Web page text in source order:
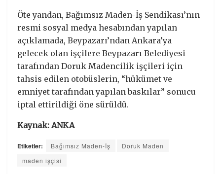
Öte yandan, Bağımsız Maden-İş Sendikası’nın
resmi sosyal medya hesabından yapılan
açıklamada, Beypazarı’ndan Ankara’ya
gelecek olan işçilere Beypazarı Belediyesi
tarafından Doruk Madencilik işçileri için
tahsis edilen otobüslerin, “hükümet ve
emniyet tarafından yapılan baskılar” sonucu
iptal ettirildiği öne sürüldü.
Kaynak: ANKA
Etiketler: Bağımsız Maden-İş
Doruk Maden
maden işçisi